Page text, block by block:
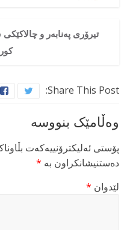
تیرۆری پەنابەر و
Share This Post:
وەڵامێک بنووسە
پۆستی ئەلیکترۆنییەکەت
دەستنیشانکراون بە *
لێدوان *